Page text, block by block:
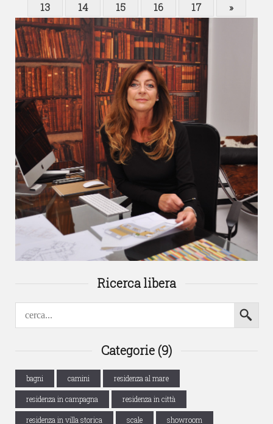
Ricerca libera
Categorie (9)
bagni camini residenza al mare
residenza in campagna residenza in città
residenza in villa storica scale showroom
13
14 15 16 17 »